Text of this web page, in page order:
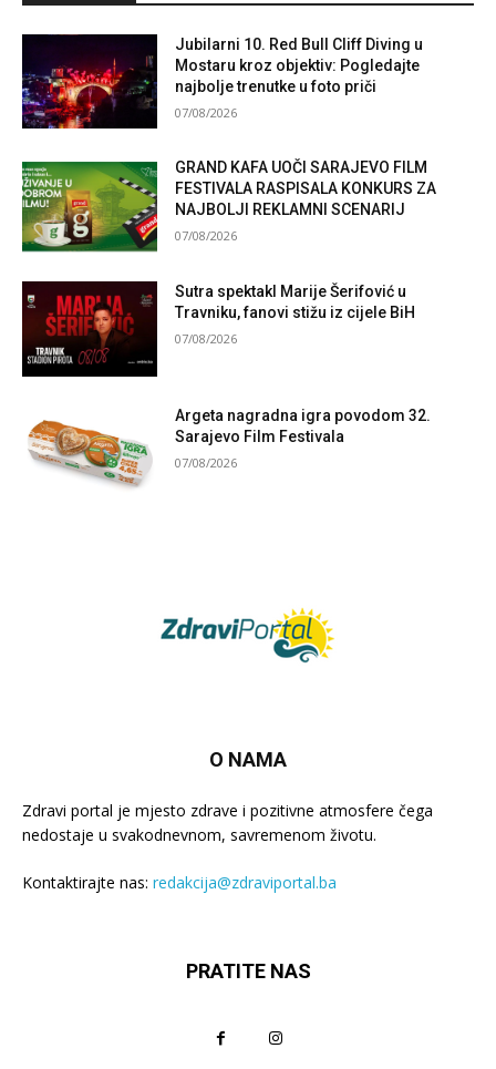
Jubilarni 10. Red Bull Cliff Diving u
Mostaru kroz objektiv: Pogledajte
najbolje trenutke u foto priči
07/08/2026
GRAND KAFA UOČI SARAJEVO FILM
FESTIVALA RASPISALA KONKURS ZA
NAJBOLJI REKLAMNI SCENARIJ
07/08/2026
Sutra spektakl Marije Šerifović u
Travniku, fanovi stižu iz cijele BiH
07/08/2026
Argeta nagradna igra povodom 32.
Sarajevo Film Festivala
07/08/2026
O NAMA
Zdravi portal je mjesto zdrave i pozitivne atmosfere čega
nedostaje u svakodnevnom, savremenom životu.
Kontaktirajte nas: redakcija@zdraviportal.ba
PRATITE NAS